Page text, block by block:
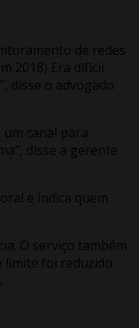
de redes
2018) Era difícil
disse o advogado
canal para
disse a gerente
e indica quem
O serviço também
limite foi reduzido